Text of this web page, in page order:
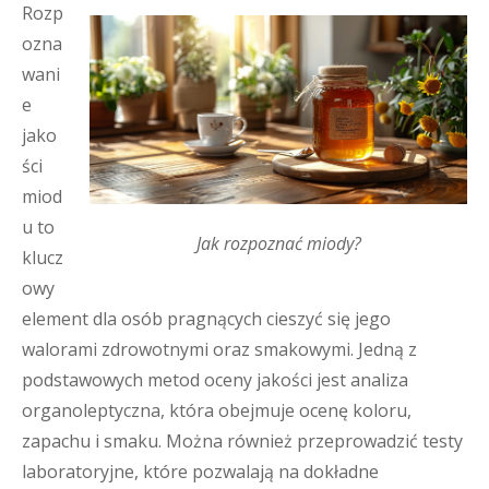
Jak rozpoznać miody?
Rozp
ozna
wani
e
jako
ści
miod
u to
klucz
owy
element dla osób pragnących cieszyć się jego
walorami zdrowotnymi oraz smakowymi. Jedną z
podstawowych metod oceny jakości jest analiza
organoleptyczna, która obejmuje ocenę koloru,
zapachu i smaku. Można również przeprowadzić testy
laboratoryjne, które pozwalają na dokładne